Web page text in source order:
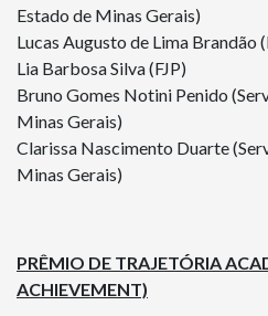
Estado de Minas Gerais)
Lucas Augusto de Lima Brandão
Lia Barbosa Silva (FJP)
Bruno Gomes Notini Penido
Minas Gerais)
Clarissa Nascimento Duarte
Minas Gerais)
PRÊMIO DE TRAJETÓRIA
ACHIEVEMENT)